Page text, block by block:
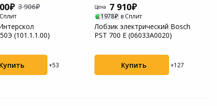
3 906
(101.1.1.00)
Купить +53
Цена
7 910
1978 в Сплит
Лобзик электрический Bosch
PST 700 E (06033A0020)
Купить +127